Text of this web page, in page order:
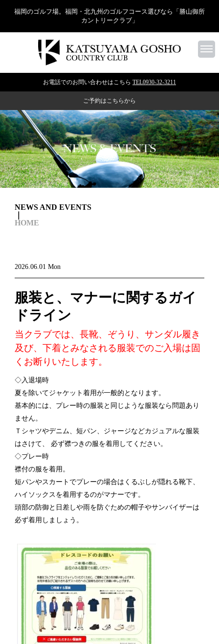
福岡のゴルフ場。福岡・北九州のゴルフコース選びなら「勝山御所
カントリークラブ」
お電話でのお問い合わせはこちら TEL0930-32-3211
ご予約はこちらから
HOME
NEWS AND EVENTS
2026.06.01 Mon
服装と、マナーに関するガイ
ドライン
当クラブでは、長靴、ぞうり、サンダル履き
及び、下着とみなされる服装でのご入場は固
くお断りいたします。
◇入退場時
夏を除いてジャケット着用が一般的となります。
基本的には、プレー時の服装と同じような服装なら問題あり
ません。
Ｔシャツやデニム、短パン、ジャージなどカジュアルな服装
はさけて、 必ず襟つきの服を着用してください。
◇プレー時
襟付の服を着用。
短パンやスカートでプレーの場合はくるぶしが隠れる靴下、
ハイソックスを着用するのがマナーです。
頭部の防御と日差しや雨を防ぐための帽子やサンバイザーは
必ず着用しましょう。